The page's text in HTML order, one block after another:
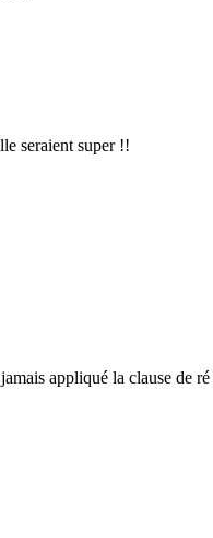
seraient super !!
appliqué la clause de